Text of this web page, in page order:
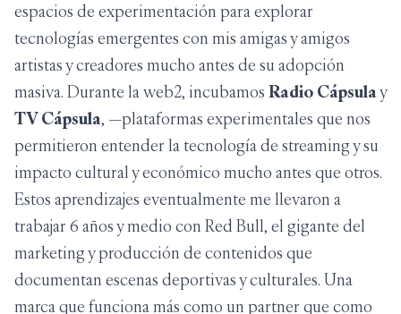
espacios de experimentación para explorar
tecnologías emergentes con mis amigas y amigos
artistas y creadores mucho antes de su adopción
masiva. Durante laweb2, incubamos Radio Cápsulay
TV Cápsula, —plataformas experimentales que nos
permitieron entender la tecnología de streaming y su
impacto cultural y económico mucho antes que otros.
Estos aprendizajes eventualmente me llevaron a
trabajar 6 años y medio con Red Bull, el gigante del
marketing y producción de contenidos que
documentan escenas deportivas y culturales. Una
marca que funciona más como un partner que como